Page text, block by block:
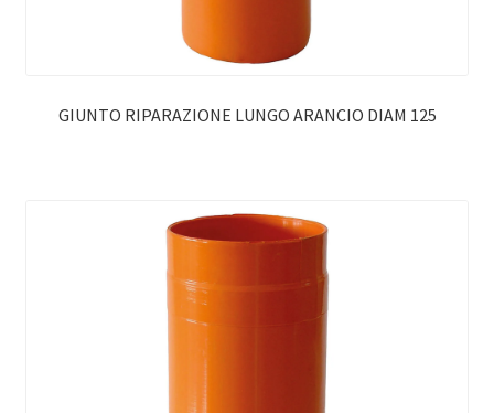
GIUNTO RIPARAZIONE LUNGO ARANCIO DIAM 125